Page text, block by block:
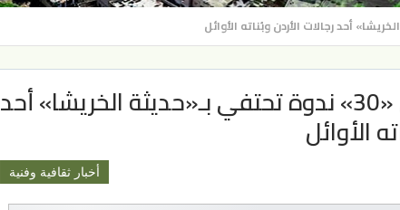
مهرجان الفحيص «30» ندوة تحتفي بـ«حديثة الخريشا» أحد
الأوائل
أخبار ثقافية وفنية